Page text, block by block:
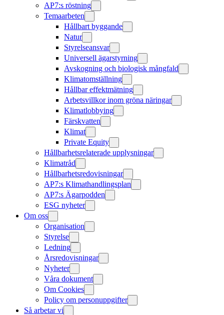
AP7:s röstning
Temaarbeten
Hållbart byggande
Natur
Styrelseansvar
Universell ägarstyrning
Avskogning och biologisk mångfald
Klimatomställning
Hållbar effektmätning
Arbetsvillkor inom gröna näringar
Klimatlobbying
Färskvatten
Klimat
Private Equity
Hållbarhetsrelaterade upplysningar
Klimatråd
Hållbarhetsredovisningar
AP7:s Klimathandlingsplan
AP7:s Ägarpodden
ESG nyheter
Om oss
Organisation
Styrelse
Ledning
Årsredovisningar
Nyheter
Våra dokument
Om Cookies
Policy om personuppgifter
Så arbetar vi